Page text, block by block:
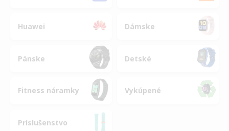
Huawei Dámske
Pánske Detské
Fitness náramky Vykúpené
Príslušenstvo